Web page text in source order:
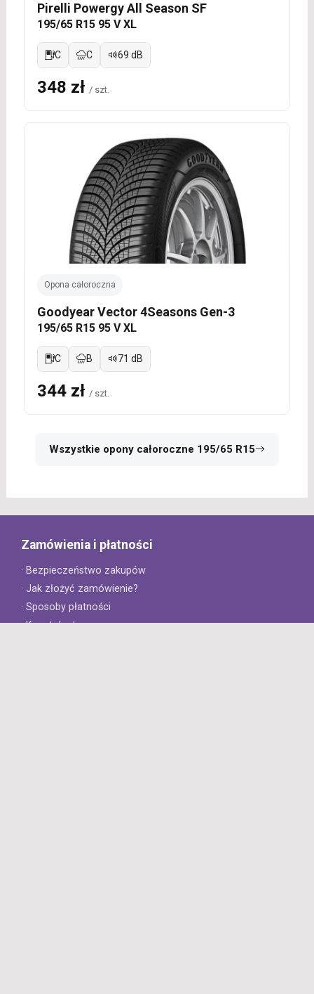
Pirelli Powergy All Season SF
195/65 R15 95 V XL
C C 69 dB
348 zł / szt.
Opona całoroczna
Goodyear Vector 4Seasons Gen-3
195/65 R15 95 V XL
C B 71 dB
344 zł / szt.
Wszystkie opony całoroczne 195/65 R15
Zamówienia i płatności
· Bezpieczeństwo zakupów
· Jak złożyć zamówienie?
· Sposoby płatności
· Koszt dostawy